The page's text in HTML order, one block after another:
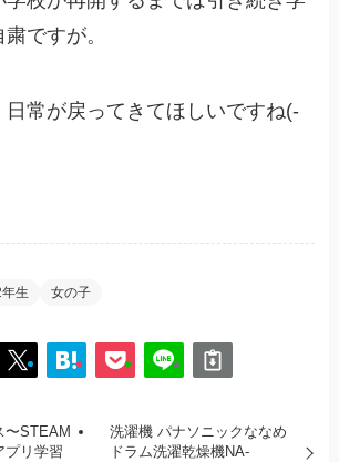
ですが。
日常が戻ってきてほしいですね(-
生 女の子
〜STEAM
プリ学習
洗濯機 パナソニックななめ
ドラム洗濯乾燥機NA-